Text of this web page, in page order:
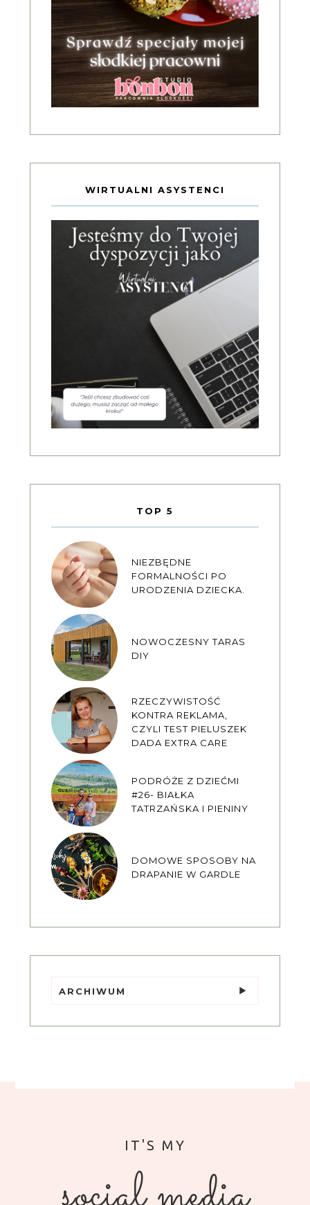
WIRTUALNI ASYSTENCI
TOP 5
NIEZBĘDNE
FORMALNOŚCI PO
URODZENIA DZIECKA.
NOWOCZESNY TARAS
DIY
RZECZYWISTOŚĆ
KONTRA REKLAMA,
CZYLI TEST PIELUSZEK
DADA EXTRA CARE
PODRÓŻE Z DZIEĆMI
#26- BIAŁKA
TATRZAŃSKA I PIENINY
DOMOWE SPOSOBY NA
DRAPANIE W GARDLE
ARCHIWUM